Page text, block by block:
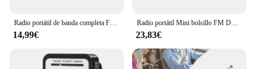
Radio portátil de banda completa FM/AM/SW con conector para auriculares de 3,5mm, funciona con pilas, compatible con tarjeta TF, Radio de onda corta para personas mayores
14,99€
Radio portátil Mini bolsillo FM DAB + pantalla Digital receptor estéreo retroiluminado LCD batería integrada auricular soporte calendario
23,83€